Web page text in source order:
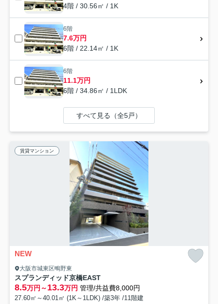
4階 / 30.56㎡ / 1K
6階
7.6万円
6階 / 22.14㎡ / 1K
6階
11.1万円
6階 / 34.86㎡ / 1LDK
すべて見る（全5戸）
賃貸マンション
NEW
大阪市城東区鴫野東
スプランディッド京橋EAST
8.5万円～13.3万円 管理/共益費8,000円
27.60㎡～40.01㎡ (1K～1LDK) /築3年 /11階建